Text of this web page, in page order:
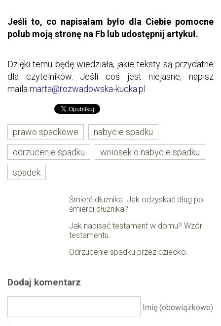
Jeśli to, co napisałam było dla Ciebie pomocne
polub moją stronę na Fb lub udostępnij artykuł.
Dzięki temu będę wiedziała, jakie teksty są przydatne
dla czytelników. Jeśli coś jest niejasne, napisz
maila marta@rozwadowska-kucka.pl
prawo spadkowe
nabycie spadku
odrzucenie spadku
wniosek o nabycie spadku
spadek
Śmierć dłużnika. Jak odzyskać dług po
śmierci dłużnika?
Jak napisać testament w domu? Wzór
testamentu.
Odrzucenie spadku przez dziecko.
Dodaj komentarz
Imię (obowiązkowe)